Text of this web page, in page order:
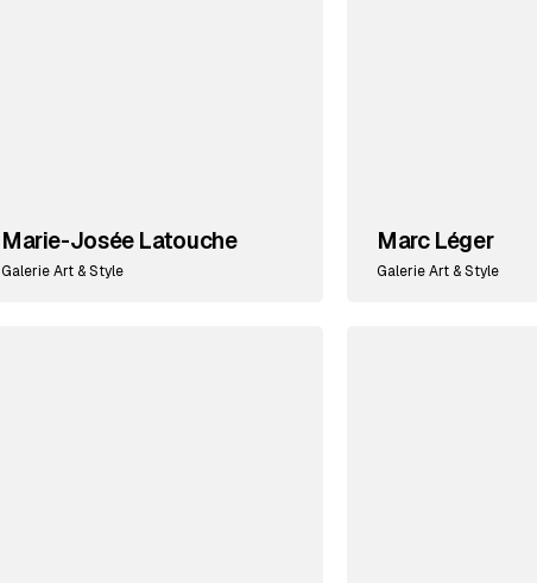
Marie-Josée Latouche
Galerie Art & Style
Marc Léger
Galerie Art & Style